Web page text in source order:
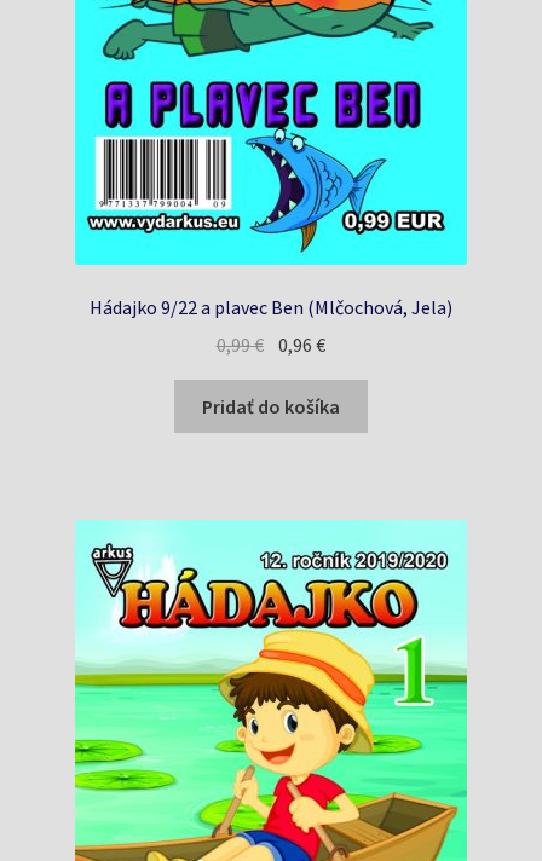
Hádajko 9/22 a plavec Ben (Mlčochová, Jela)
0,99€ Pôvodná
bola:
0,99 €.
0,96€Aktuálna
je:
0,96 €.
Pridať do košíka